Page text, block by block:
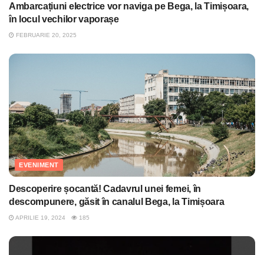
Ambarcațiuni electrice vor naviga pe Bega, la Timișoara,
în locul vechilor vaporașe
FEBRUARIE 20, 2025
EVENIMENT
Descoperire șocantă! Cadavrul unei femei, în
descompunere, găsit în canalul Bega, la Timișoara
APRILIE 19, 2024 185